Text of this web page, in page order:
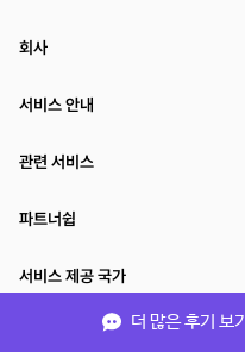
더 많은 후기 보기
회사
서비스 안내
관련 서비스
파트너쉽
서비스 제공 국가